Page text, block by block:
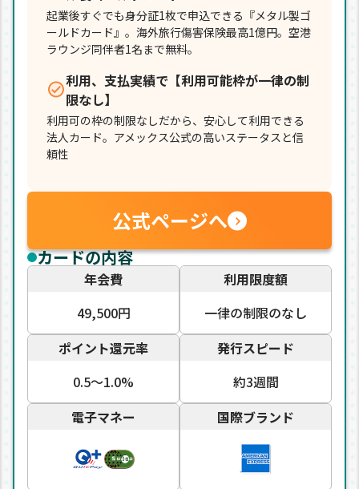
起業後すぐでも身分証1枚で申込できる『メタル製ゴ
ールドカード』。海外旅行傷害保険最高1億円。空港
ラウンジ同伴者1名まで無料。
利用、支払実績で【利用可能枠が一律の制
限なし】
利用可の枠の制限なしだから、安心して利用できる
法人カード。アメックス公式の高いステータスと信
頼性
公式ページへ
カードの内容
年会費
49,500円
利用限度額
一律の制限のなし
ポイント還元率
0.5〜1.0%
発行スピード
約3週間
電子マネー
国際ブランド